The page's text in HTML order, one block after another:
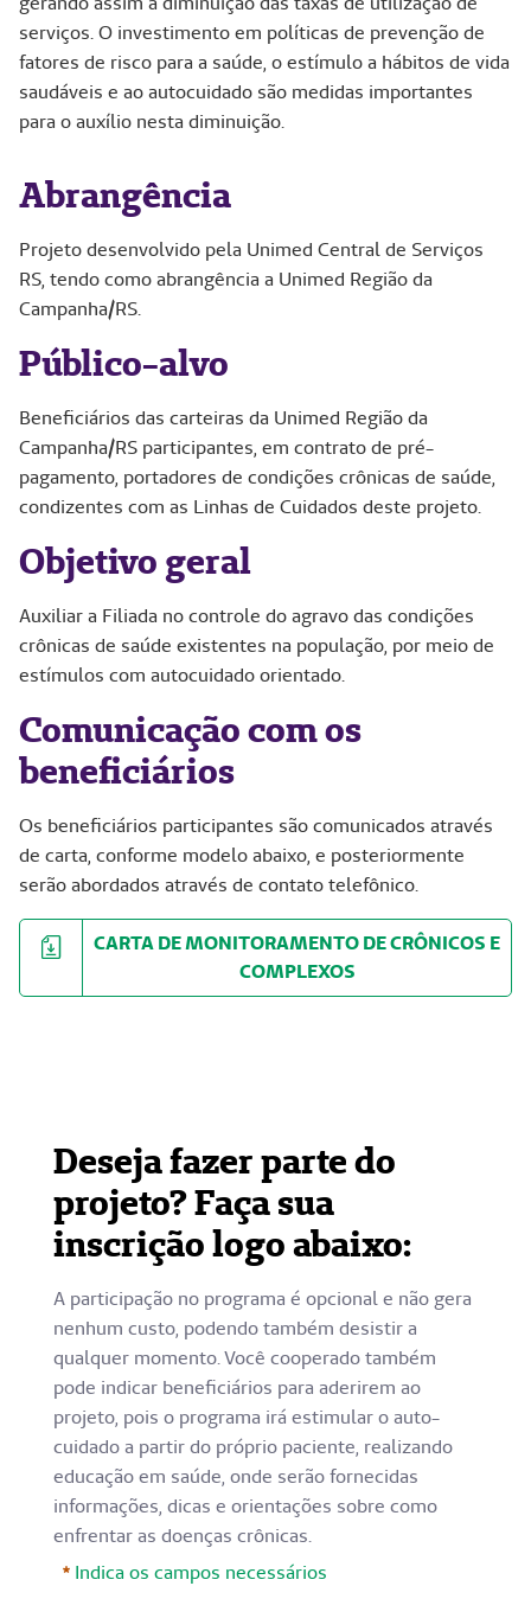
serviços. O investimento em políticas de prevenção de
fatores de risco para a saúde, o estímulo a hábitos de vida
saudáveis e ao autocuidado são medidas importantes
para o auxílio nesta diminuição.
Abrangência
Projeto desenvolvido pela Unimed Central de Serviços
RS, tendo como abrangência a Unimed Região da
Campanha/RS.
Público-alvo
Beneficiários das carteiras da Unimed Região da
Campanha/RS participantes, em contrato de pré-
pagamento, portadores de condições crônicas de saúde,
condizentes com as Linhas de Cuidados deste projeto.
Objetivo geral
Auxiliar a Filiada no controle do agravo das condições
crônicas de saúde existentes na população, por meio de
estímulos com autocuidado orientado.
Comunicação com os
beneficiários
Os beneficiários participantes são comunicados através
de carta, conforme modelo abaixo, e posteriormente
serão abordados através de contato telefônico.
CARTA DE MONITORAMENTO DE CRÔNICOS E
COMPLEXOS
Deseja fazer parte do
projeto? Faça sua
inscrição logo abaixo:
A participação no programa é opcional e não gera
nenhum custo, podendo também desistir a
qualquer momento. Você cooperado também
pode indicar beneficiários para aderirem ao
projeto, pois o programa irá estimular o auto-
cuidado a partir do próprio paciente, realizando
educação em saúde, onde serão fornecidas
informações, dicas e orientações sobre como
enfrentar as doenças crônicas.
Indica os campos necessários